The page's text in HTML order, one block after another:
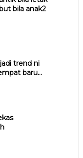
bila anak2
trend ni
baru...